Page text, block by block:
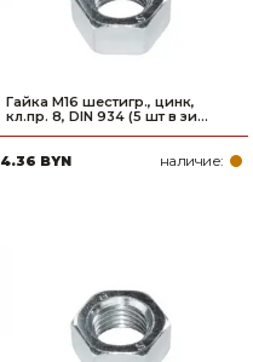
Гайка М16 шестигр., цинк,
кл.пр. 8, DIN 934 (5 шт в зи...
4.36 BYN наличие: